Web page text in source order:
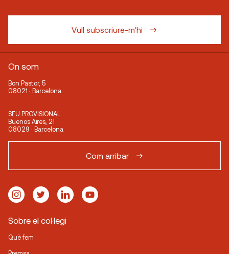
Vull subscriure-m'hi
On som
Bon Pastor, 5
08021 · Barcelona
SEU PROVISIONAL
Buenos Aires, 21
08029 · Barcelona
Com arribar
Sobre el col·legi
Què fem